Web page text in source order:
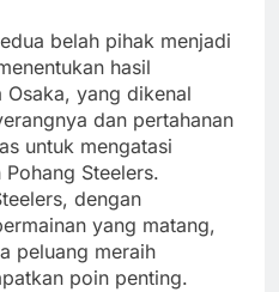
belah pihak menjadi
hasil
yang dikenal
dan pertahanan
untuk mengatasi
Steelers.
dengan
yang matang,
peluang meraih
poin penting.